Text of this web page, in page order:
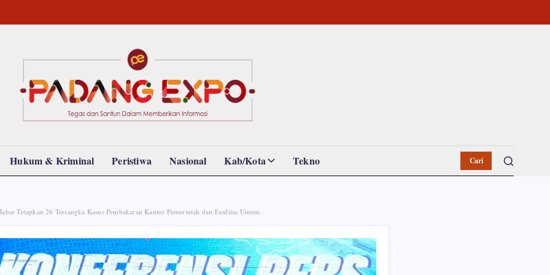
Padang
Expo
Tegas
dan
Santun
Memberikan
Informasi
Hukum & Kriminal Peristiwa Nasional Kab/Kota Tekno Cari
Tetapkan 26 Tersangka Kasus Pembakaran Kantor Pemerintah dan Fasilitas Umum